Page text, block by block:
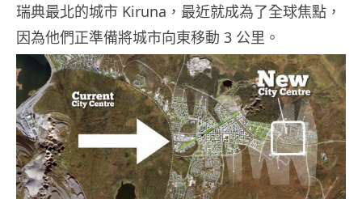
瑞典最北的城市 Kiruna，最近就成為了全球焦點，
因為他們正準備將城市向東移動 3 公里。